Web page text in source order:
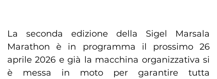
La seconda edizione della Sigel Marsala
Marathon è in programma il prossimo 26
aprile 2026 e già la macchina organizzativa si
è messa in moto per garantire tutta